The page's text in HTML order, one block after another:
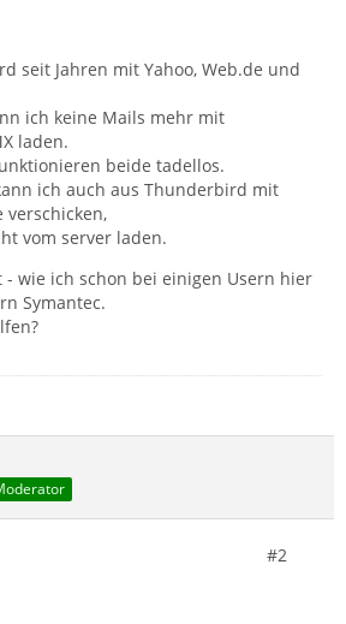
seit Jahren mit Yahoo, Web.de und
ich keine Mails mehr mit
laden.
beide tadellos.
ich auch aus Thunderbird mit
verschicken,
vom server laden.
- wie ich schon bei einigen Usern hier
Symantec.
#2